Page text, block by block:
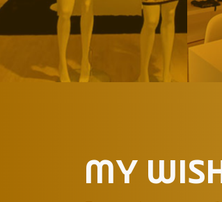
MY WISH